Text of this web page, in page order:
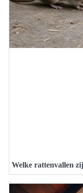
Welke rattenvallen